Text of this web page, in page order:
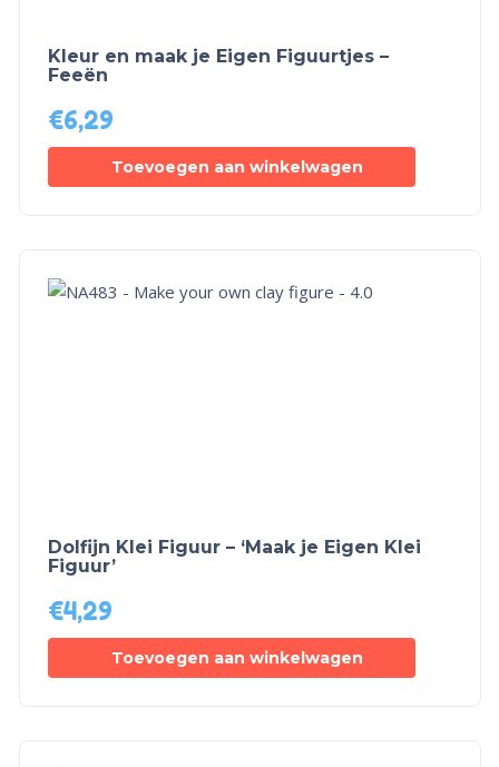
Kleur en maak je Eigen Figuurtjes –
Feeën
€6,29
Toevoegen aan winkelwagen
Dolfijn Klei Figuur – ‘Maak je Eigen Klei
Figuur’
€4,29
Toevoegen aan winkelwagen